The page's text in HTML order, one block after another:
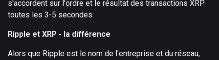
s'accordent sur l'ordre et le résultat des transactions XRP
toutes les 3-5 secondes.
Ripple et XRP - la différence
Alors que Ripple est le nom de l'entreprise et du réseau,